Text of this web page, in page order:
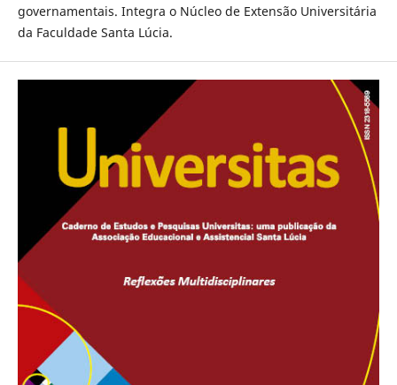
governamentais. Integra o Núcleo de Extensão Universitária
da Faculdade Santa Lúcia.